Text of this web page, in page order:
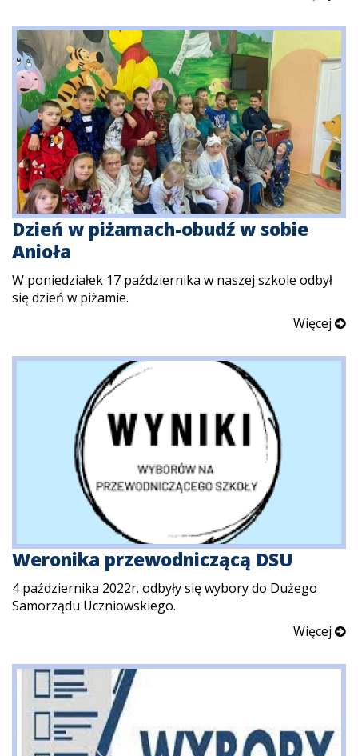
Dzień w piżamach-obudź w sobie
Anioła
W poniedziałek 17 października w naszej szkole odbył
się dzień w piżamie.
Więcej
Weronika przewodniczącą DSU
4 października 2022r. odbyły się wybory do Dużego
Samorządu Uczniowskiego.
Więcej